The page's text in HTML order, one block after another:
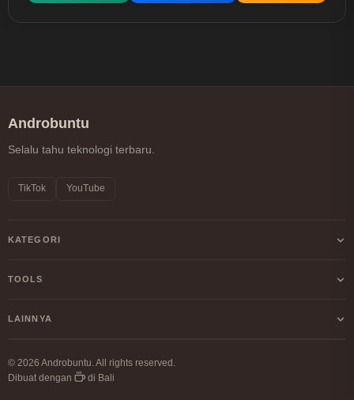
Androbuntu
Selalu tahu teknologi terbaru.
TikTok YouTube
KATEGORI
Android
Linux
TOOLS
Kalkulator Profit/Loss Crypto
Perbandingan Fee Exchange
LAINNYA
Kebijakan Privasi
© 2026 Androbuntu. All rights reserved.
Dibuat dengan
di Bali